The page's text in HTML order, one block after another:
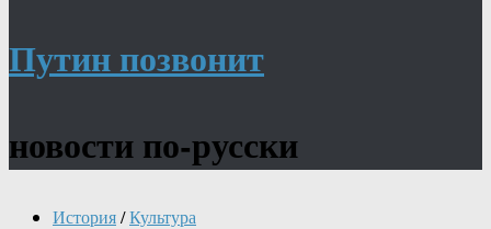
Путин позвонит
новости по-русски
История/Культура